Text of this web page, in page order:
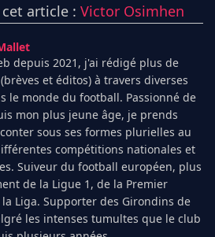
cet article : Victor Osimhen
depuis 2021, j'ai rédigé plus de
et éditos) à travers diverses
le monde du football. Passionné de
mon plus jeune âge, je prends
sous ses formes plurielles au
compétitions nationales et
Suiveur du football européen, plus
de la Ligue 1, de la Premier
la Liga. Supporter des Girondins de
les intenses tumultes que le club